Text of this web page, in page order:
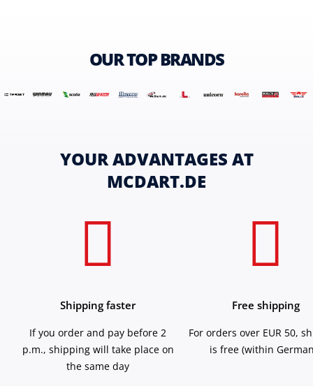
OUR TOP BRANDS
YOUR ADVANTAGES AT
MCDART.DE
Shipping faster
If you order and pay before 2
p.m., shipping will take place on
the same day
Free shipping
For orders over EUR 50,
is free (within